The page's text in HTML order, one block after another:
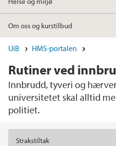
Om oss og kurstilbud
UiB HMS-portalen
Rutiner ved
Innbrudd, tyveri og
universitetet skal alltid
politiet.
Hovedinnhold
Strakstiltak